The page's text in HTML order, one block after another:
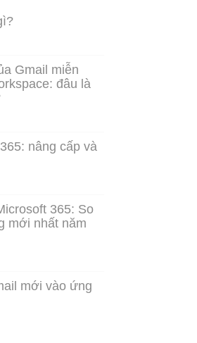
Gmail miễn
đâu là
nâng cấp và
365: So
mới nhất năm
mới vào ứng